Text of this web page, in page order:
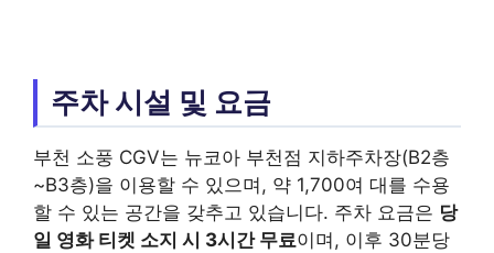
주차 시설 및 요금
부천 소풍 CGV는 뉴코아 부천점 지하주차장(B2층
~B3층)을 이용할 수 있으며, 약 1,700여 대를 수용
할 수 있는 공간을 갖추고 있습니다. 주차 요금은 당
일 영화 티켓 소지 시 3시간 무료이며, 이후 30분당